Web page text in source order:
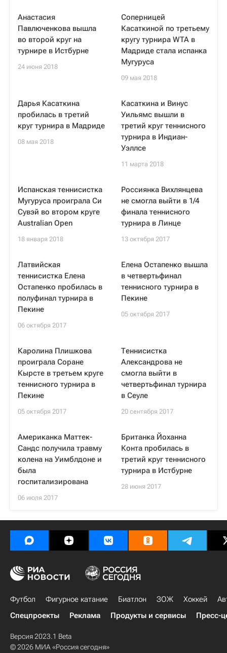
Анастасия
Павлюченкова вышла
во второй круг на
турнире в Истбурне
24 июня 2018
Соперницей
Касаткиной по третьему
кругу турнира WTA в
Мадриде стала испанка
Мугуруса
09 мая 2018
Дарья Касаткина
пробилась в третий
круг турнира в Мадриде
08 мая 2018
Касаткина и Винус
Уильямс вышли в
третий круг теннисного
турнира в Индиан-
Уэллсе
11 марта 2018
Испанская теннисистка
Мугуруса проиграла Си
Сувэй во втором круге
Australian Open
18 января 2018
Россиянка Вихлянцева
не смогла выйти в 1/4
финала теннисного
турнира в Линце
13 октября 2017
Латвийская
теннисистка Елена
Остапенко пробилась в
полуфинал турнира в
Пекине
06 октября 2017
Елена Остапенко вышла
в четвертьфинал
теннисного турнира в
Пекине
05 октября 2017
Каролина Плишкова
проиграла Соране
Кырсте в третьем круге
теннисного турнира в
Пекине
05 октября 2017
Теннисистка
Александрова не
смогла выйти в
четвертьфинал турнира
в Сеуле
20 сентября 2017
Американка Маттек-
Сандс получила травму
колена на Уимблдоне и
была
госпитализирована
06 июля 2017
Британка Йоханна
Конта пробилась в
третий круг теннисного
турнира в Истбурне
28 июня 2017
Футбол Фигурное катание Биатлон ЗОЖ Хоккей
Спецпроекты
Реклама Продукты и сервисы Пресс-
Версия 2023.1 Beta
© 2026 МИА «Россия сегодня»